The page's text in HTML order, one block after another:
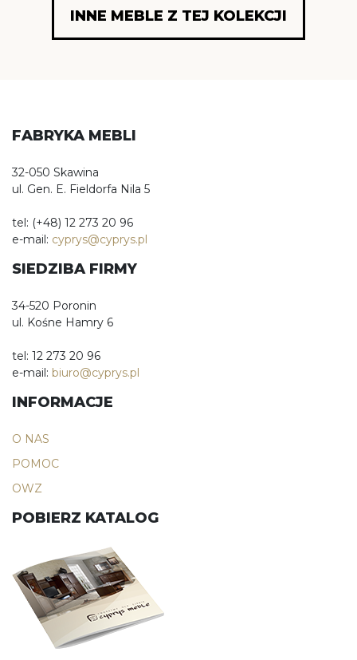
INNE MEBLE Z TEJ KOLEKCJI
FABRYKA MEBLI
32-050 Skawina
ul. Gen. E. Fieldorfa Nila 5
tel: (+48) 12 273 20 96
e-mail: cyprys@cyprys.pl
SIEDZIBA FIRMY
34-520 Poronin
ul. Kośne Hamry 6
tel: 12 273 20 96
e-mail: biuro@cyprys.pl
INFORMACJE
O NAS
POMOC
OWZ
POBIERZ KATALOG